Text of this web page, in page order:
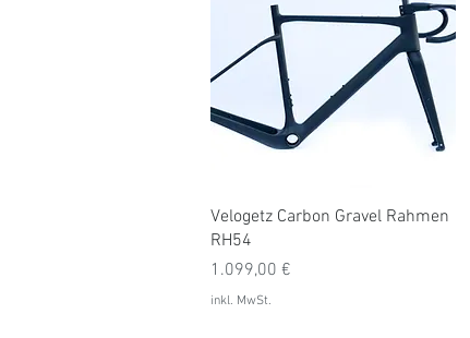
Schnellansicht
Velogetz Carbon Gravel Rahmen
RH54
Preis
1.099,00 €
inkl. MwSt.